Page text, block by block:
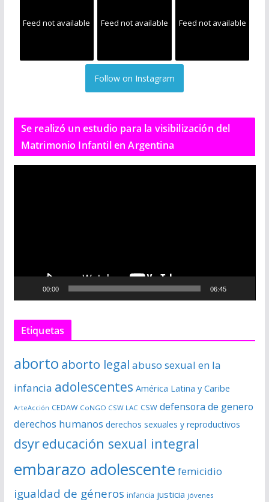
Feed not available Feed not available Feed not available
Follow on Instagram
Se realizó un estudio para la visibilización del
Matrimonio Infantil en Argentina
c
r
v
í
e
o
00:00 06:45
Etiquetas
aborto aborto legal abuso sexual en la
infancia adolescentes América Latina y Caribe
ArteAcción CEDAW CoNGO CSW LAC CSW defensora de genero
derechos humanos derechos sexuales y reproductivos
dsyreducación sexual integral
embarazo adolescente femicidio
igualdad de géneros infancia justicia jóvenes